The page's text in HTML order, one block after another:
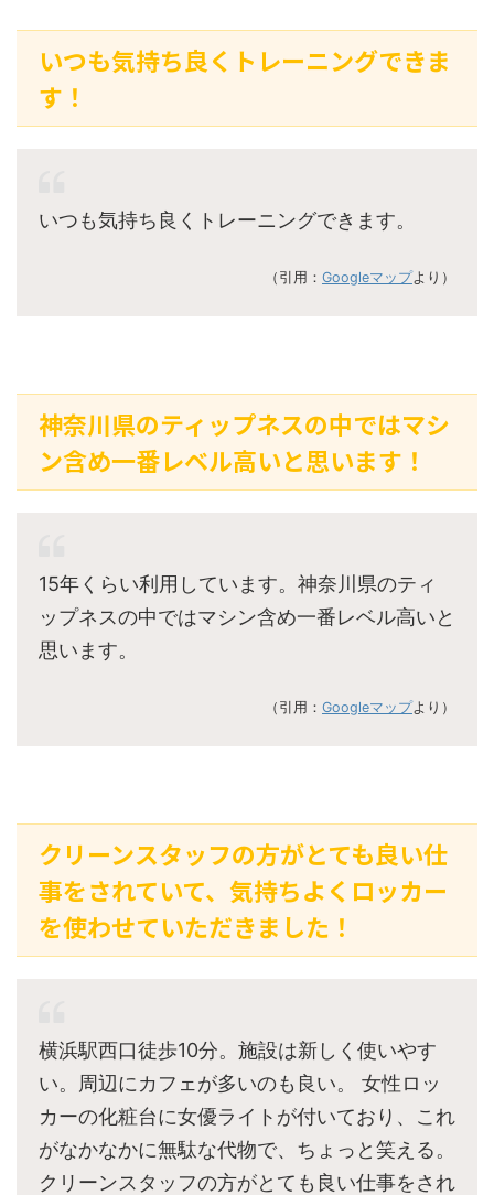
いつも気持ち良くトレーニングできま
す！
いつも気持ち良くトレーニングできます。
（引用： Googleマップより）
神奈川県のティップネスの中ではマシ
ン含め一番レベル高いと思います！
15年くらい利用しています。神奈川県のティ
ップネスの中ではマシン含め一番レベル高いと
思います。
（引用： Googleマップより）
クリーンスタッフの方がとても良い仕
事をされていて、気持ちよくロッカー
を使わせていただきました！
横浜駅西口徒歩10分。施設は新しく使いやす
い。周辺にカフェが多いのも良い。 女性ロッ
カーの化粧台に女優ライトが付いており、これ
がなかなかに無駄な代物で、ちょっと笑える。
クリーンスタッフの方がとても良い仕事をされ